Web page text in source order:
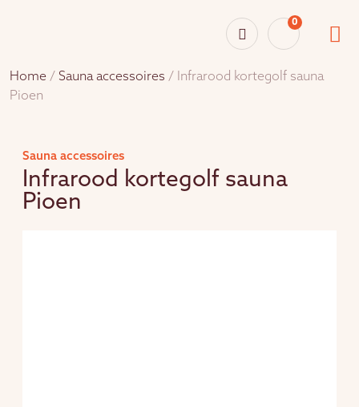
0
Home / Sauna accessoires / Infrarood kortegolf sauna
Pioen
Sauna accessoires
Infrarood kortegolf sauna
Pioen